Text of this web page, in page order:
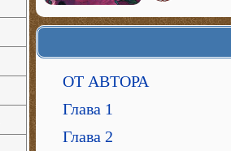
ОТ АВТОРА
Глава 1
Глава 2